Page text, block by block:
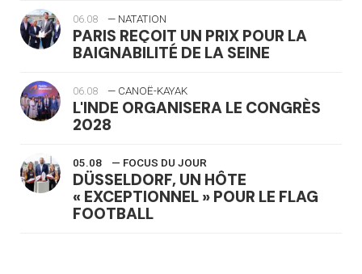
06.08 — NATATION
PARIS REÇOIT UN PRIX POUR LA
BAIGNABILITÉ DE LA SEINE
06.08 — CANOË-KAYAK
L'INDE ORGANISERA LE CONGRÈS
2028
05.08 — FOCUS DU JOUR
DÜSSELDORF, UN HÔTE
« EXCEPTIONNEL » POUR LE FLAG
FOOTBALL